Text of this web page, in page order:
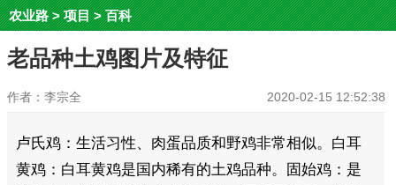
农业路>项目>百科
老品种土鸡图片及特征
作者：李宗全 2020-02-15 12:52:38
卢氏鸡：生活习性、肉蛋品质和野鸡非常相似。白耳
黄鸡：白耳黄鸡是国内稀有的土鸡品种。固始鸡：是